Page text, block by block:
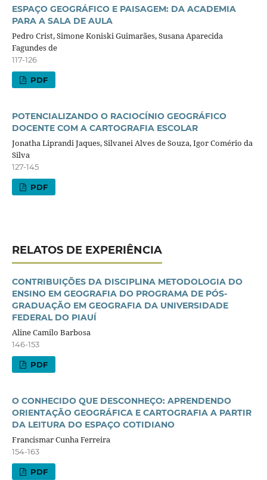
ESPAÇO GEOGRÁFICO E PAISAGEM: DA ACADEMIA
PARA A SALA DE AULA
Pedro Crist, Simone Koniski Guimarães, Susana Aparecida
Fagundes de
117-126
PDF
POTENCIALIZANDO O RACIOCÍNIO GEOGRÁFICO
DOCENTE COM A CARTOGRAFIA ESCOLAR
Jonatha Liprandi Jaques, Silvanei Alves de Souza, Igor Comério da
Silva
127-145
PDF
RELATOS DE EXPERIÊNCIA
CONTRIBUIÇÕES DA DISCIPLINA METODOLOGIA DO
ENSINO EM GEOGRAFIA DO PROGRAMA DE PÓS-
GRADUAÇÃO EM GEOGRAFIA DA UNIVERSIDADE
FEDERAL DO PIAUÍ
Aline Camilo Barbosa
146-153
PDF
O CONHECIDO QUE DESCONHEÇO: APRENDENDO
ORIENTAÇÃO GEOGRÁFICA E CARTOGRAFIA A PARTIR
DA LEITURA DO ESPAÇO COTIDIANO
Francismar Cunha Ferreira
154-163
PDF